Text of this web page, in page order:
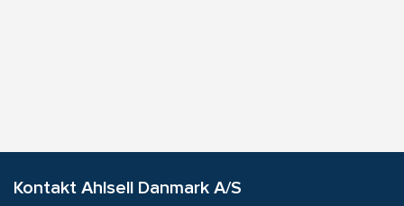
Kontakt Ahlsell Danmark A/S